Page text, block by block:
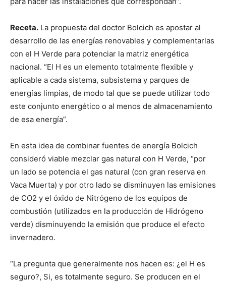
Receta. La propuesta del doctor Bolcich es apostar al
desarrollo de las energías renovables y complementarlas
con el H Verde para potenciar la matriz energética
nacional. “El H es un elemento totalmente flexible y
aplicable a cada sistema, subsistema y parques de
energías limpias, de modo tal que se puede utilizar todo
este conjunto energético o al menos de almacenamiento
de esa energía”.
En esta idea de combinar fuentes de energía Bolcich
consideró viable mezclar gas natural con H Verde, “por
un lado se potencia el gas natural (con gran reserva en
Vaca Muerta) y por otro lado se disminuyen las emisiones
de CO2 y el óxido de Nitrógeno de los equipos de
combustión (utilizados en la producción de Hidrógeno
verde) disminuyendo la emisión que produce el efecto
invernadero.
“La pregunta que generalmente nos hacen es: ¿el H es
seguro?, Si, es totalmente seguro. Se producen en el